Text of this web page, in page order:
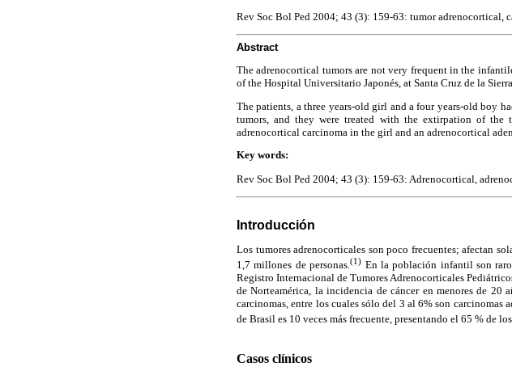
Rev Soc Bol Ped 2004; 43 (3): 159-63: tumor adrenocortical,
Abstract
The adrenocortical tumors are not very frequent in the
of the Hospital Universitario Japonés, at Santa Cruz de la
The patients, a three years-old girl and a four years-old boy
tumors, and they were treated with the extirpation of the
adrenocortical carcinoma in the girl and an adrenocortical
Key words:
Rev Soc Bol Ped 2004; 43 (3): 159-63: Adrenocortical,
Introducción
Los tumores adrenocorticales son poco frecuentes; afectan
1,7 millones de personas.(1) En la población infantil son
Registro Internacional de Tumores Adrenocorticales
de Norteamérica, la incidencia de cáncer en menores de 20
carcinomas, entre los cuales sólo del 3 al 6% son carcinomas
de Brasil es 10 veces más frecuente, presentando el 65 % de
Casos clínicos